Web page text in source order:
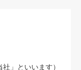
」といいます）